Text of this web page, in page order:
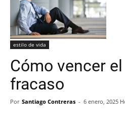
estilo de vida
Cómo vencer
fracaso
Por Santiago Contreras - 6 enero, 2025